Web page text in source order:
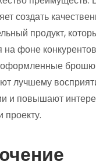
создать
продукт,
на фоне
оформленные
лучшему
и повышают
проекту.